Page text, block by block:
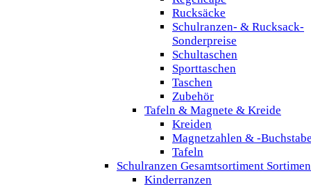
Rucksäcke
Schulranzen- & Rucksack-
Sonderpreise
Schultaschen
Sporttaschen
Taschen
Zubehör
Tafeln & Magnete & Kreide
Kreiden
Magnetzahlen & -
Tafeln
Schulranzen Gesamtsortiment
Kinderranzen